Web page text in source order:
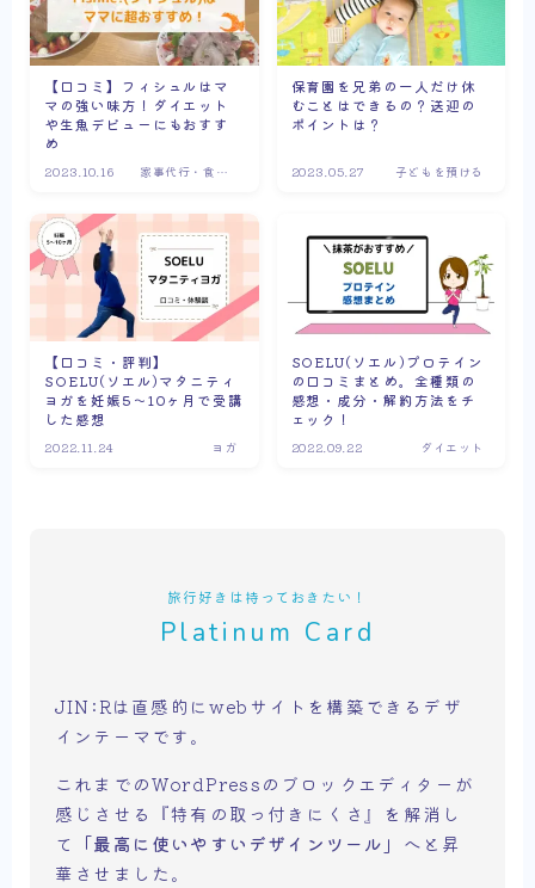
【口コミ】フィシュルはマ
マの強い味方！ダイエット
や生魚デビューにもおすす
め
2023.10.16
家事代行・食材
保育園を兄弟の一人だけ休
むことはできるの？送迎の
ポイントは？
2023.05.27 子どもを預ける
【口コミ・評判】
SOELU(ソエル)マタニティ
ヨガを妊娠5～10ヶ月で受講
した感想
2022.11.24 ヨガ
SOELU(ソエル)プロテイン
の口コミまとめ。全種類の
感想・成分・解約方法をチ
ェック！
2022.09.22 ダイエット
旅行好きは持っておきたい！
Platinum Card
JIN:Rは直感的にwebサイトを構築できるデザ
インテーマです。
これまでのWordPressのブロックエディターが
感じさせる『特有の取っ付きにくさ』を解消し
て
「最高に使いやすいデザインツール」 へと昇
華させました。